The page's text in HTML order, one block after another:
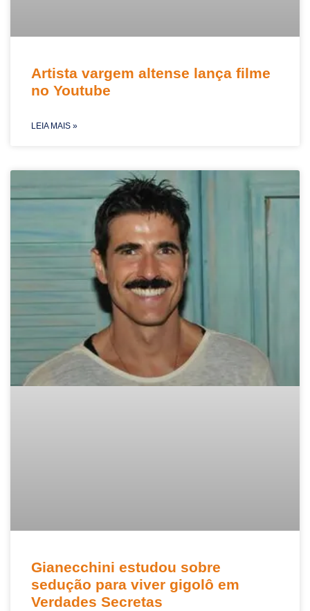
Artista vargem altense lança filme
no Youtube
LEIA MAIS »
Gianecchini estudou sobre
sedução para viver gigolô em
Verdades Secretas